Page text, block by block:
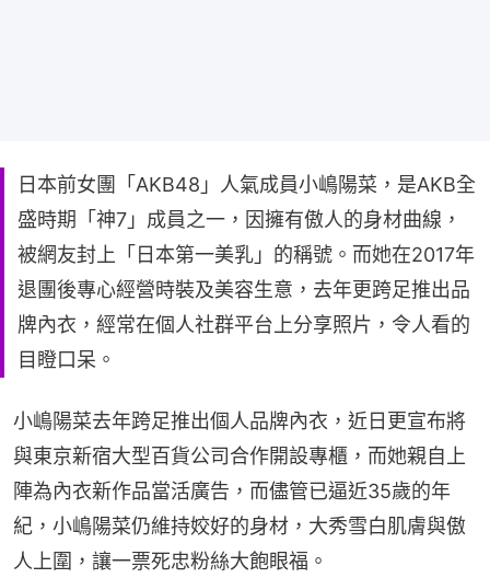
日本前女團「AKB48」人氣成員小嶋陽菜，是AKB全
盛時期「神7」成員之一，因擁有傲人的身材曲線，
被網友封上「日本第一美乳」的稱號。而她在2017年
退團後專心經營時裝及美容生意，去年更跨足推出品
牌內衣，經常在個人社群平台上分享照片，令人看的
目瞪口呆。
小嶋陽菜去年跨足推出個人品牌內衣，近日更宣布將
與東京新宿大型百貨公司合作開設專櫃，而她親自上
陣為內衣新作品當活廣告，而儘管已逼近35歲的年
紀，小嶋陽菜仍維持姣好的身材，大秀雪白肌膚與傲
人上圍，讓一票死忠粉絲大飽眼福。